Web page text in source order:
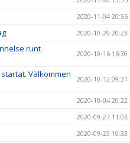
2020-11-04 20:56
2020-10-29 20:23
runt
2020-10-16 16:30
Välkommen
2020-10-12 09:31
2020-10-04 20:22
2020-09-27 11:03
2020-09-23 10:33